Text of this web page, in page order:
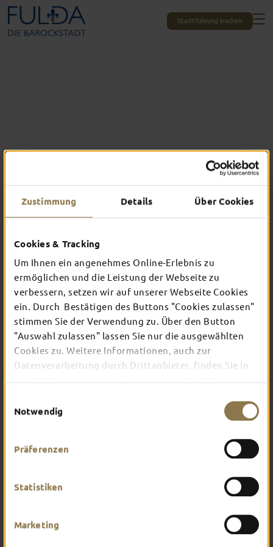
Zustimmung Details Über Cookies
Cookies & Tracking
Um Ihnen ein angenehmes Online-Erlebnis zu
ermöglichen und die Leistung der Webseite zu
verbessern, setzen wir auf unserer Webseite Cookies
ein. Durch Bestätigen des Buttons "Cookies zulassen"
stimmen Sie der Verwendung zu. Über den Button
"Auswahl zulassen" lassen Sie nur die ausgewählten
Cookies zu. Weitere Informationen, auch zur
Datenverarbeitung durch Drittanbieter, finden Sie in
Notwendig
Präferenzen
Statistiken
Marketing
Stadtführung buchen
Das erlebst du nur in Fulda
TOP-EVENTS
In Fulda ist irgendwo immer etwas los: Ob
Konzert, Musical, Erlebnis-Stadtführung oder
Theater – entdecke hier aktuelle Veranstaltungen
und Highlights in und um Fulda.